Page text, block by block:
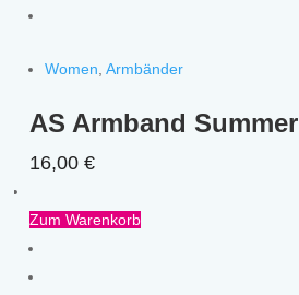
Women ,Armbänder
AS Armband
16,00€
Zum Warenkorb